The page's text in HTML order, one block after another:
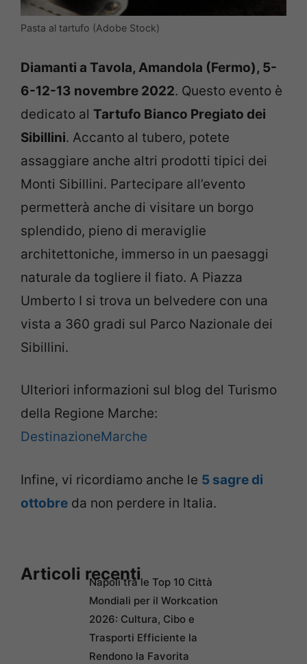
Pasta al tartufo (Adobe Stock)
Diamanti a Tavola, Amandola (Fermo), 5-
6-12-13 novembre 2022. Questo evento è
dedicato al Tartufo Bianco Pregiato dei
Sibillini. Accanto al tubero, potete
assaggiare anche altri prodotti tipici dei
Monti Sibillini. Partecipare all’evento
permetterà anche di visitare un borgo
splendido, pieno di meraviglie
architettoniche, immerso in un paesaggi
naturale da togliere il fiato. A Piazza
Umberto I si trova un belvedere con una
vista a 360 gradi sul Parco Nazionale dei
Sibillini.
Ulteriori informazioni sul blog del Turismo
della Regione Marche:
DestinazioneMarche
Infine, vi ricordiamo anche le 5 sagre di
ottobre da non perdere in Italia.
Articoli recentiNapoli tra le Top 10 Città
Mondiali per il Workcation
2026: Cultura, Cibo e
Trasporti Efficiente la
Rendono la Favorita